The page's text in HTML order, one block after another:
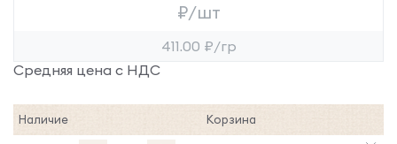
₽/шт
411.00 ₽/гр
Средняя цена с НДС
Наличие Корзина